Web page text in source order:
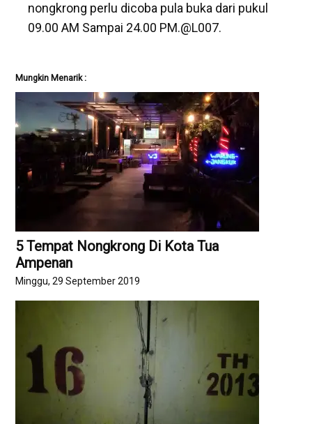
nongkrong perlu dicoba pula buka dari pukul
09.00 AM Sampai 24.00 PM.@L007.
Mungkin Menarik :
5 Tempat Nongkrong Di Kota Tua
Ampenan
Minggu, 29 September 2019